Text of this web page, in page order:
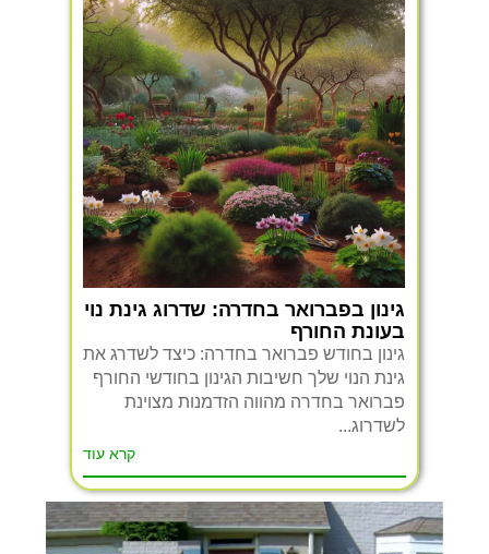
גינון בפברואר בחדרה: שדרוג גינת נוי
בעונת החורף
גינון בחודש פברואר בחדרה: כיצד לשדרג את
גינת הנוי שלך חשיבות הגינון בחודשי החורף
פברואר בחדרה מהווה הזדמנות מצוינת
לשדרוג...
קרא עוד